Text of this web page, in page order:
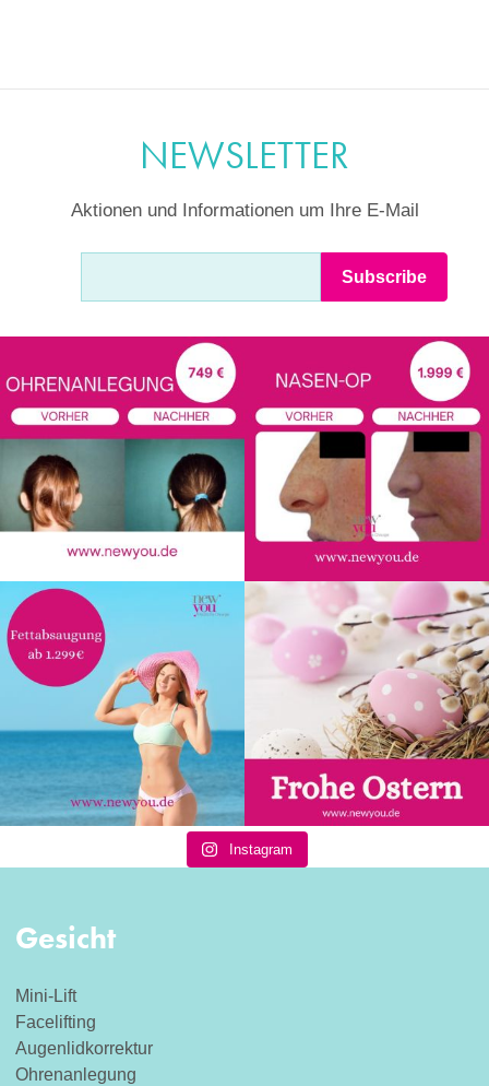
NEWSLETTER
Aktionen und Informationen um Ihre E-Mail
Instagram
Gesicht
Mini-Lift
Facelifting
Augenlidkorrektur
Ohrenanlegung